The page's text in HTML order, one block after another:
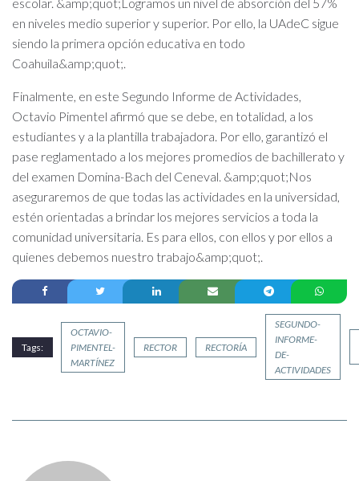
escolar. &amp;quot;Logramos un nivel de absorción del 57%
en niveles medio superior y superior. Por ello, la UAdeC sigue
siendo la primera opción educativa en todo
Coahuila&amp;quot;.
Finalmente, en este Segundo Informe de Actividades,
Octavio Pimentel afirmó que se debe, en totalidad, a los
estudiantes y a la plantilla trabajadora. Por ello, garantizó el
pase reglamentado a los mejores promedios de bachillerato y
del examen Domina-Bach del Ceneval. &amp;quot;Nos
aseguraremos de que todas las actividades en la universidad,
estén orientadas a brindar los mejores servicios a toda la
comunidad universitaria. Es para ellos, con ellos y por ellos a
quienes debemos nuestro trabajo&amp;quot;.
Tags:
OCTAVIO-
PIMENTEL-
MARTÍNEZ
RECTOR RECTORÍA
SEGUNDO-
INFORME-
DE-
ACTIVIDADES